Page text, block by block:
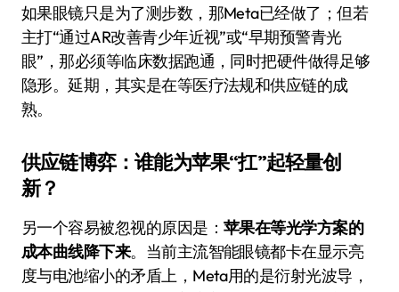
如果眼镜只是为了测步数，那Meta已经做了；但若
主打“通过AR改善青少年近视”或“早期预警青光
眼”，那必须等临床数据跑通，同时把硬件做得足够
隐形。延期，其实是在等医疗法规和供应链的成
熟。
供应链博弈：谁能为苹果“扛”起轻量创
新？
另一个容易被忽视的原因是： 苹果在等光学方案的
成本曲线降下来。当前主流智能眼镜都卡在显示亮
度与电池缩小的矛盾上，Meta用的是衍射光波导，